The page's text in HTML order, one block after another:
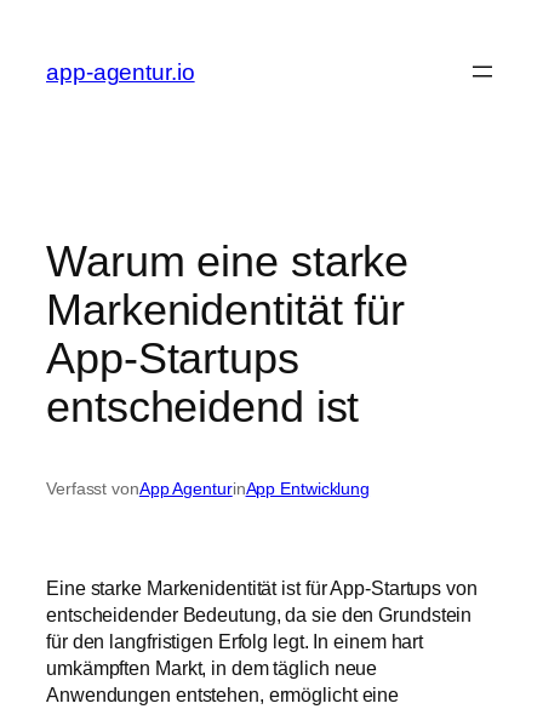
springen
app-agentur.io
Warum eine starke
Markenidentität für
App-Startups
entscheidend ist
Verfasst vonApp AgenturinApp Entwicklung
Eine starke Markenidentität ist für App-Startups von
entscheidender Bedeutung, da sie den Grundstein
für den langfristigen Erfolg legt. In einem hart
umkämpften Markt, in dem täglich neue
Anwendungen entstehen, ermöglicht eine